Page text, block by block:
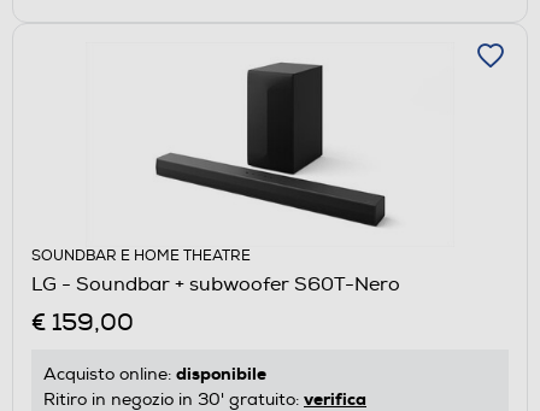
SOUNDBAR E HOME THEATRE
LG - Soundbar + subwoofer S60T-Nero
€ 159,00
Acquisto online: disponibile
Ritiro in negozio in 30' gratuito: verifica